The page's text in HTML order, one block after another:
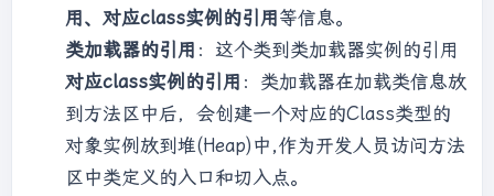
用、对应class实例的引用等信息。
类加载器的引用 ：这个类到类加载器实例的引用
对应class实例的引用 ：类加载器在加载类信息放
到方法区中后，会创建一个对应的Class类型的
对象实例放到堆(Heap)中,作为开发人员访问方法
区中类定义的入口和切入点。